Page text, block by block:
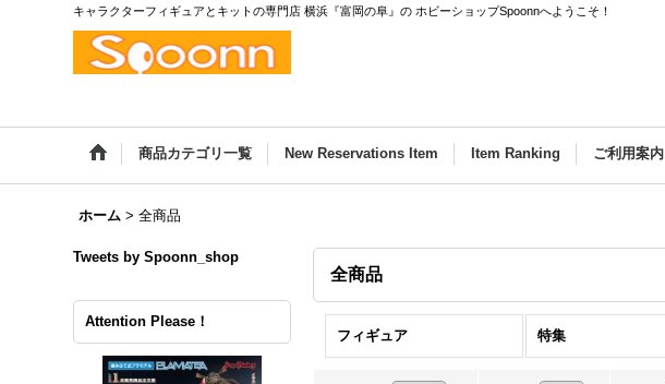
キャラクターフィギュアとキットの専門店 横浜『富岡の阜』の ホビーショップSpoonnへようこそ！
商品カテゴリ一覧 New Reservations Item Item Ranking ご利用案内
ホーム > 全商品
Tweets by Spoonn_shop
Attention Please！
全商品
フィギュア 特集